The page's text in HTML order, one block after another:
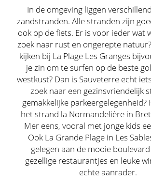
In de omgeving liggen
zandstranden. Alle stranden zijn
ook op de fiets. Er is voor ieder wat
zoek naar rust en ongerepte
kijken bij La Plage Les Granges
je zin om te surfen op de beste
westkust? Dan is Sauveterre echt
zoek naar een gezinsvriendelijk
gemakkelijke parkeergelegenheid?
het strand la Normandelière in
Mer eens, vooral met jonge kids
Ook La Grande Plage in Les
gelegen aan de mooie
gezellige restaurantjes en leuke
echte aanrader.